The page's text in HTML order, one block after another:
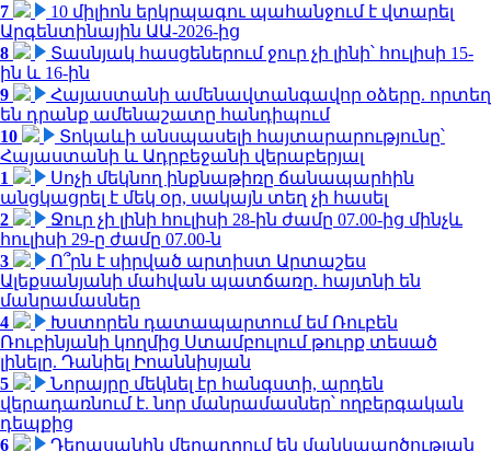
7
10 միլիոն երկրպագու պահանջում է վտարել
Արգենտինային ԱԱ-2026-ից
8
Տասնյակ հասցեներում ջուր չի լինի՝ հուլիսի 15-
ին և 16-ին
9
Հայաստանի ամենավտանգավոր օձերը. որտեղ
են դրանք ամենաշատը հանդիպում
10
Տոկաևի անսպասելի հայտարարությունը՝
Հայաստանի և Ադրբեջանի վերաբերյալ
1
Սոչի մեկնող ինքնաթիռը ճանապարհին
անցկացրել է մեկ օր, սակայն տեղ չի հասել
2
Ջուր չի լինի հուլիսի 28-ին ժամը 07.00-ից մինչև
հուլիսի 29-ը ժամը 07.00-ն
3
Ո՞րն է սիրված արտիստ Արտաշես
Ալեքսանյանի մահվան պատճառը. հայտնի են
մանրամասներ
4
Խստորեն դատապարտում եմ Ռուբեն
Ռուբինյանի կողմից Ստամբուլում թուրք տեսած
լինելը. Դանիել Իոաննիսյան
5
Նորայրը մեկնել էր հանգստի, արդեն
վերադառնում է. նոր մանրամասներ՝ ողբերգական
դեպքից
6
Դերասանին մեղադրում են մանկապղծության